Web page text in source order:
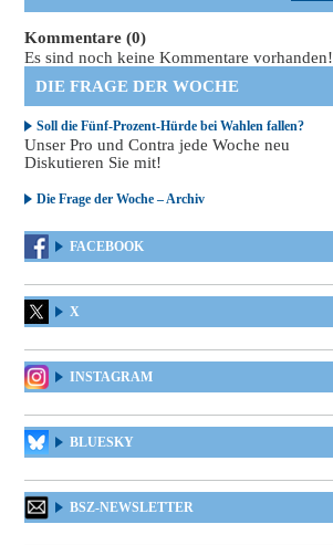
Kommentare (0)
Es sind noch keine Kommentare vorhanden!
DIE FRAGE DER WOCHE
Soll die Fünf-Prozent-Hürde bei Wahlen fallen?
Unser Pro und Contra jede Woche neu
Diskutieren Sie mit!
Die Frage der Woche – Archiv
FACEBOOK
X
INSTAGRAM
BLUESKY
BSZ-NEWSLETTER